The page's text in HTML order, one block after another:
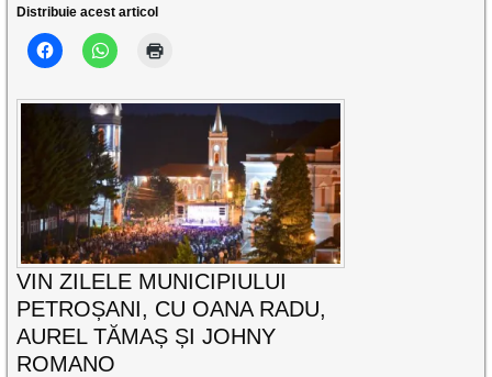
Distribuie acest articol
VIN ZILELE MUNICIPIULUI
PETROȘANI, CU OANA RADU,
AUREL TĂMAȘ ȘI JOHNY
ROMANO